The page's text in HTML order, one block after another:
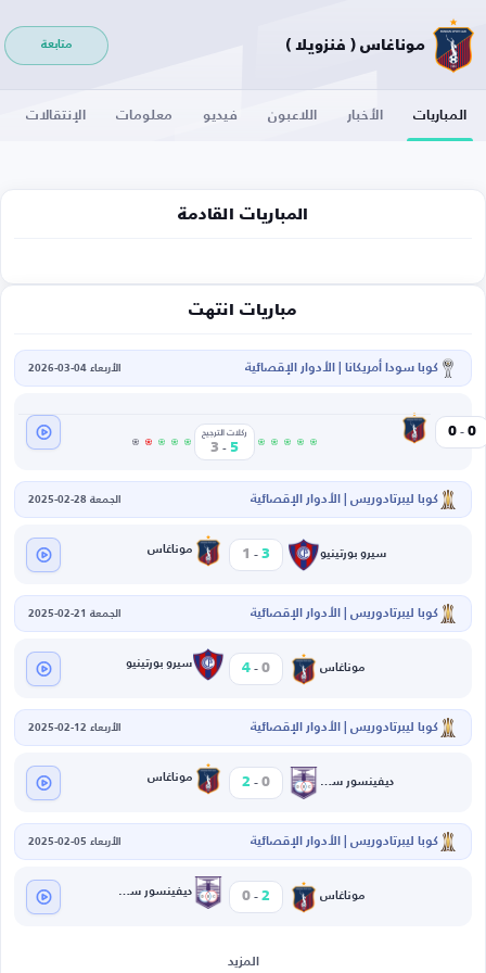
موناغاس ( فنزويلا ) متابعة
المباريات الأخبار اللاعبون فيديو معلومات الإنتقالات
المباريات القادمة
مباريات انتهت
كوبا سودا أمريكانا | الأدوار الإقصائية الأربعاء 04-03-2026
0
-
0 ركلات الترجيح
5
-
3
كوبا ليبرتادوريس | الأدوار الإقصائية الجمعة 28-02-2025
سيرو بورتينيو 3
-
1 موناغاس
كوبا ليبرتادوريس | الأدوار الإقصائية الجمعة 21-02-2025
موناغاس 0
-
4 سيرو بورتينيو
كوبا ليبرتادوريس | الأدوار الإقصائية الأربعاء 12-02-2025
ديفينسور سبورتينغ 0
-
2 موناغاس
كوبا ليبرتادوريس | الأدوار الإقصائية الأربعاء 05-02-2025
موناغاس 2
-
0 ديفينسور سبورتينغ
المزيد